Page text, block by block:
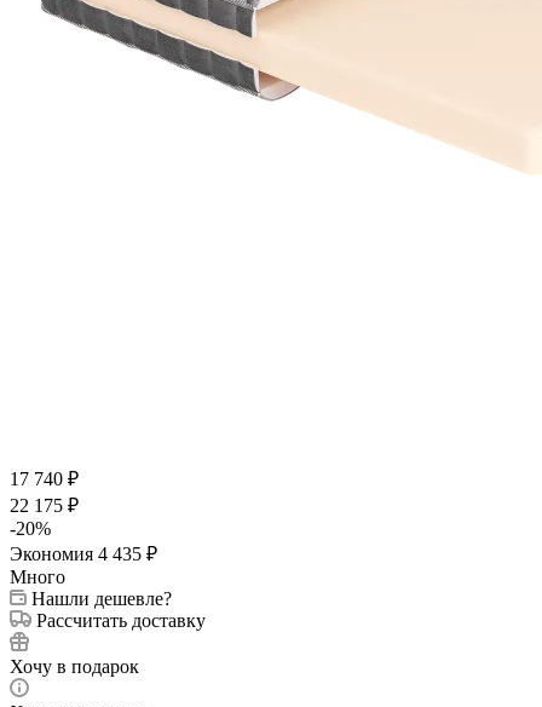
17 740 ₽
22 175 ₽
-20%
Экономия 4 435 ₽
Много
Нашли дешевле?
Рассчитать доставку
Хочу в подарок